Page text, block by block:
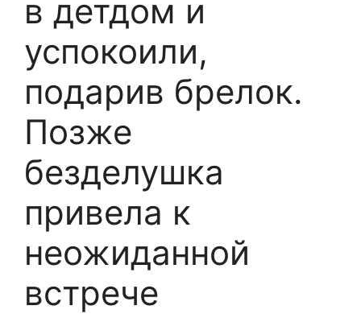
в детдом и
успокоили,
подарив брелок.
Позже
безделушка
привела к
неожиданной
встрече